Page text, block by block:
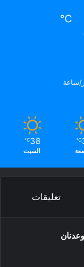
℃
℃
38
℃
السبت
تعليقات